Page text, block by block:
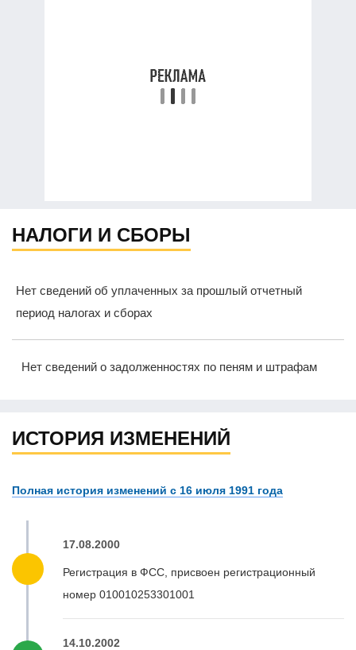
НАЛОГИ И СБОРЫ
Нет сведений об уплаченных за прошлый отчетный
период налогах и сборах
Нет сведений о задолженностях по пеням и штрафам
ИСТОРИЯ ИЗМЕНЕНИЙ
Полная история изменений с 16 июля 1991 года
17.08.2000
Регистрация в ФСС, присвоен регистрационный
номер 010010253301001
14.10.2002